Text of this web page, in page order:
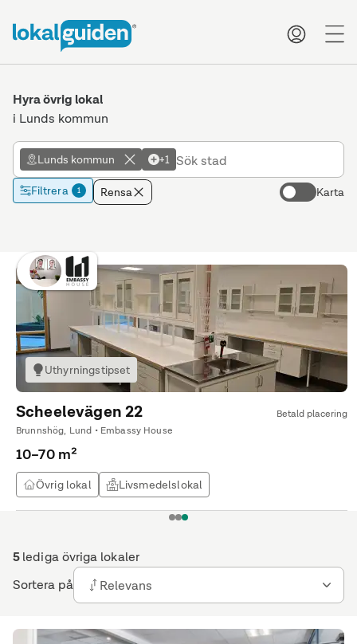
Hyra övrig lokal
i Lunds kommun
Lunds kommun +1
Filtrera 1 Rensa Karta
5lediga övriga lokaler
Sortera på
Relevans
Uthyrningstipset
Scheelevägen 22
Betald placering
Brunnshög, Lund • Embassy House
10–70 m²
Övrig lokal Livsmedelslokal
123